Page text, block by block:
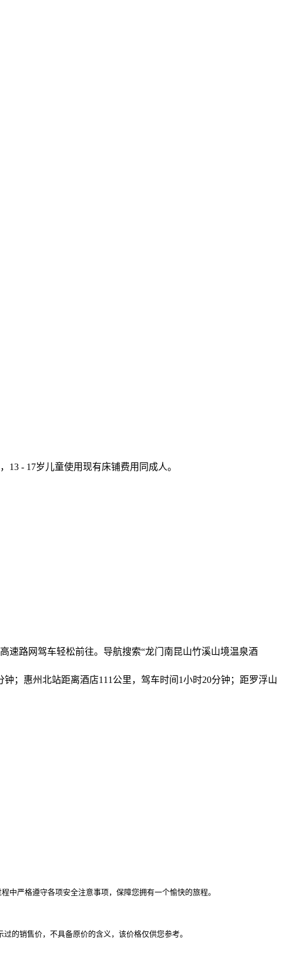
- 17岁儿童使用现有床铺费用同成人。
速路网驾车轻松前往。导航搜索“龙门南昆山竹溪山境温泉酒
；惠州北站距离酒店111公里，驾车时间1小时20分钟；距罗浮山
中严格遵守各项安全注意事项，保障您拥有一个愉快的旅程。
的销售价，不具备原价的含义，该价格仅供您参考。